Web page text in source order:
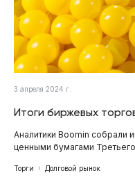
3 апреля 2024 г.
Итоги биржевых
Аналитики Boomin собрали
ценными бумагами
Торги Долговой рынок